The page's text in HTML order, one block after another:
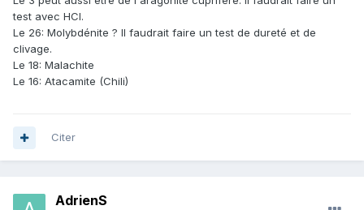
test avec HCl.
Le 26: Molybdénite ? Il faudrait faire un test de dureté et de
clivage.
Le 18: Malachite
Le 16: Atacamite (Chili)
Citer
AdrienS